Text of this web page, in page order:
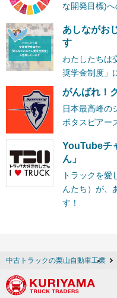
な開発目標)へ
あしながお
す
わたしたちは
奨学金制度」
がんばれ！
日本最高峰の
ボタスピアー
YouTubeチ
ん」
トラックを愛
んたち）が、
す！
中古トラックの栗山自動車工業